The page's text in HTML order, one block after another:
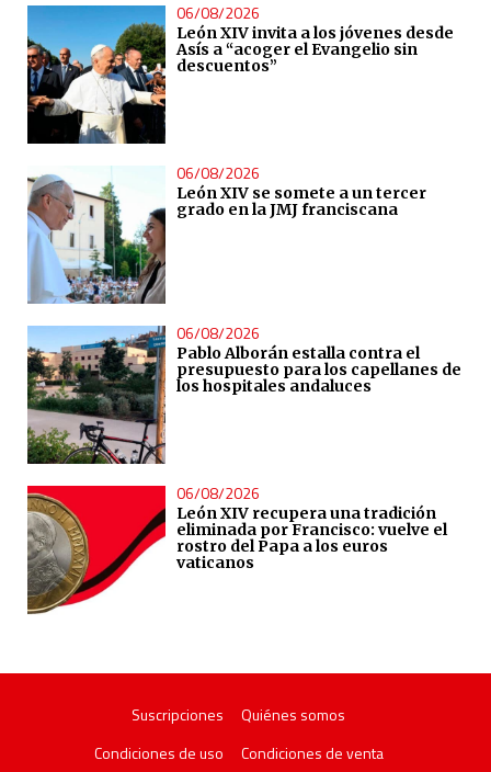
06/08/2026
León XIV invita a los jóvenes desde
Asís a “acoger el Evangelio sin
descuentos”
06/08/2026
León XIV se somete a un tercer
grado en la JMJ franciscana
06/08/2026
Pablo Alborán estalla contra el
presupuesto para los capellanes de
los hospitales andaluces
06/08/2026
León XIV recupera una tradición
eliminada por Francisco: vuelve el
rostro del Papa a los euros
vaticanos
Suscripciones
Quiénes somos
Condiciones de uso
Condiciones de venta